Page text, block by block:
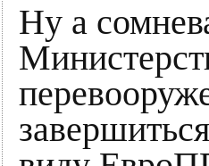
Ну а